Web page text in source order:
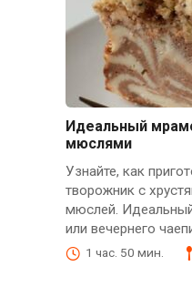
Идеальный
мюслями
Узнайте, как
творожник с
мюслей.
или вечернего
1 час. 50 мин.